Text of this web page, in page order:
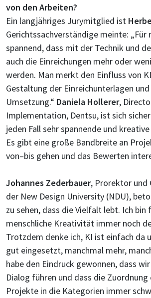
von den Arbeiten?
Ein langjähriges Jurymitglied ist
Gerichtssachverständige meinte: „Für
spannend, dass mit der Technik und
auch die Einreichungen mehr oder
werden. Man merkt den Einfluss von
Gestaltung der Einreichunterlagen
Umsetzung.“ Daniela Hollerer,
Implementation, Dentsu, ist sich
jeden Fall sehr spannende und
Es gibt eine große Bandbreite an
von–bis gehen und das Bewerten
Johannes Zederbauer, Prorektor und
der New Design University (NDU),
zu sehen, dass die Vielfalt lebt. Ich bin
menschliche Kreativität immer noch
Trotzdem denke ich, KI ist einfach da
gut eingesetzt, manchmal mehr,
habe den Eindruck gewonnen, dass
Dialog führen und dass die Zuordnung
Projekte in die Kategorien immer